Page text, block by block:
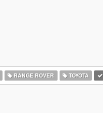
RANGE ROVER TOYOTA